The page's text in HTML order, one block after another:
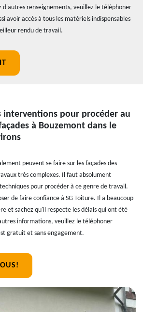
d'autres renseignements, veuillez le téléphoner
avoir accès à tous les matériels indispensables
rendu de travail.
interventions pour procéder au
à Bouzemont dans le
peuvent se faire sur les façades des
très complexes. Il faut absolument
pour procéder à ce genre de travail.
de faire confiance à SG Toiture. Il a beaucoup
et sachez qu'il respecte les délais qui ont été
informations, veuillez le téléphoner
gratuit et sans engagement.